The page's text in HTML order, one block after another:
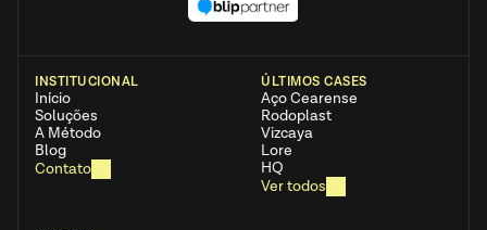
INSTITUCIONAL
Início
Soluções
A Método
Blog
Contato
ÚLTIMOS CASES
Aço Cearense
Rodoplast
Vizcaya
Lore
HQ
Ver todos